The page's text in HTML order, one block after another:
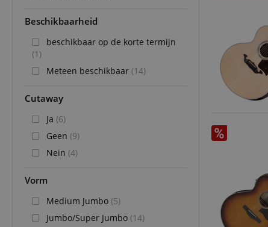
Beschikbaarheid
beschikbaar op de korte termijn
(1)
Meteen beschikbaar (14)
Cutaway
Ja (6)
Geen (9)
Nein (4)
Vorm
Medium Jumbo (5)
Jumbo/Super Jumbo (14)